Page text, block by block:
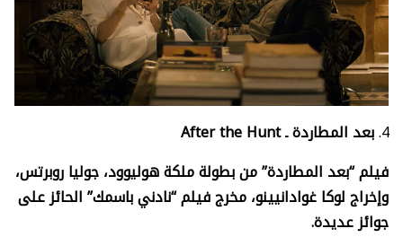
بعد المطاردة ـAfter the Hunt
فيلم “بعد المطاردة” من بطولة ملكة هوليوود، جوليا روبرتس،
وإخراج لوكا غوادانيينو، مخرج فيلم “نادني باسمك” الحائز على
جوائز عديدة.